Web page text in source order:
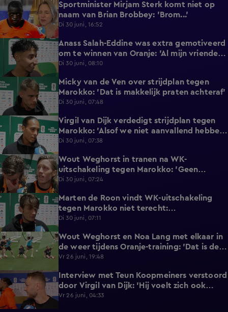
1:18
Sportminister Mirjam Sterk komt niet op
naam van Brian Brobbey: 'Brom...'
Di 30 juni, 16:52
3:02
Anass Salah-Eddine was extra gemotiveerd
om te winnen van Oranje: 'Al mijn vrienden
zijn Nederlands!'
Di 30 juni, 08:10
1:44
Micky van de Ven over strijdplan tegen
Marokko: 'Dat is makkelijk praten achteraf'
Di 30 juni, 07:48
Virgil van Dijk verdedigt strijdplan tegen
Marokko: 'Alsof we niet aanvallend hebben
gedacht?'
Di 30 juni, 07:38
3:49
Wout Weghorst in tranen na WK-
uitschakeling tegen Marokko: 'Geen
moment rekening mee gehouden'
Di 30 juni, 07:24
3:26
Marten de Roon vindt WK-uitschakeling
tegen Marokko niet terecht:
'Gelijkwaardige pot'
Di 30 juni, 07:11
2:58
Wout Weghorst en Noa Lang met elkaar in
de weer tijdens Oranje-training: 'Dat is de
tweede keer!'
Vr 26 juni, 19:48
2:43
Interview met Teun Koopmeiners verstoord
door Virgil van Dijk: 'Hij voelt zich ook
lekker!'
Vr 26 juni, 04:33